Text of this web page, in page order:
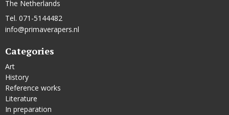
The Netherlands
Tel. 071-5144482
info@primaverapers.nl
Categories
Art
History
Reference works
Literature
In preparation